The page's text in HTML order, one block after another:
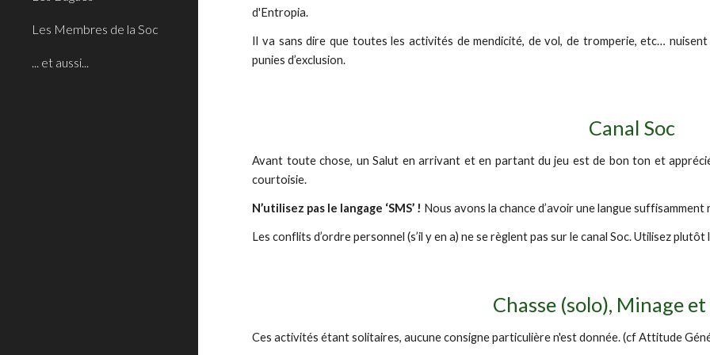
Les Membres de la Soc
... et aussi...
d'Entropia.
Il va sans dire que toutes les activités de mendicité, de vol, de tromperie, etc…
punies d’exclusion.
Canal Soc
Avant toute chose, un Salut en arrivant et en partant du jeu est de bon ton et
courtoisie.
N’utilisez pas le langage ‘SMS’ ! Nous avons la chance d’avoir une langue
Les conflits d’ordre personnel (s’il y en a) ne se règlent pas sur le canal Soc. Utilisez
Chasse (solo), Minage
Ces activités étant solitaires, aucune consigne particulière n'est donnée. (cf Attitude